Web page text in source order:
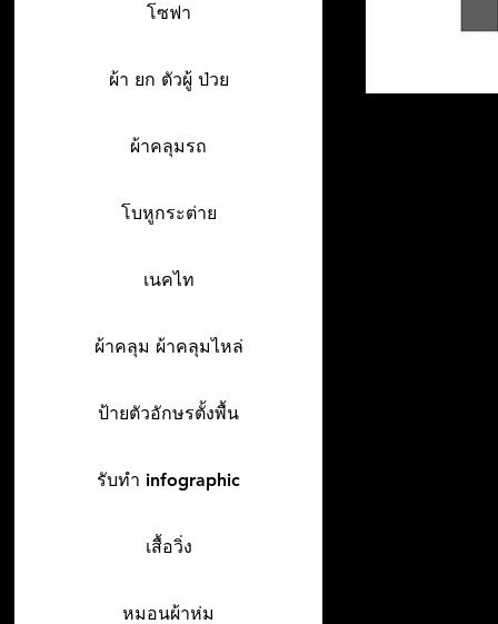
โซฟา
ผ้า ยก ตัวผู้ ป่วย
ผ้าคลุมรถ
โบหูกระต่าย
เนคไท
ผ้าคลุม ผ้าคลุมไหล่
ป้ายตัวอักษรตั้งพื้น
รับทำ infographic
เสื้อวิ่ง
หมอนผ้าห่ม